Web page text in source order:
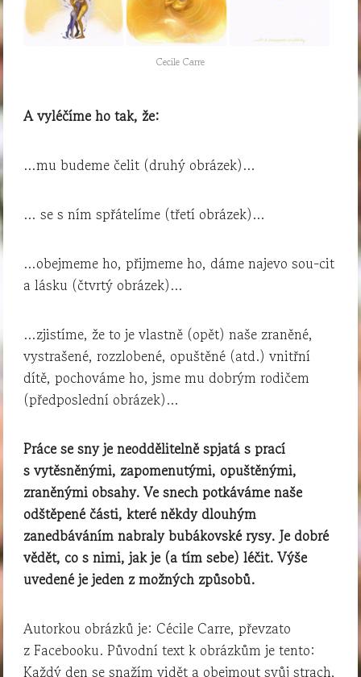
Cecile Carre
A vyléčíme ho tak, že:
…mu budeme čelit (druhý obrázek)…
… se s ním spřátelíme (třetí obrázek)…
…obejmeme ho, přijmeme ho, dáme najevo sou-cit
a lásku (čtvrtý obrázek)…
…zjistíme, že to je vlastně (opět) naše zraněné,
vystrašené, rozzlobené, opuštěné (atd.) vnitřní
dítě, pochováme ho, jsme mu dobrým rodičem
(předposlední obrázek)…
Práce se sny je neoddělitelně spjatá s prací
s vytěsněnými, zapomenutými, opuštěnými,
zraněnými obsahy. Ve snech potkáváme naše
odštěpené části, které někdy dlouhým
zanedbáváním nabraly bubákovské rysy. Je dobré
vědět, co s nimi, jak je (a tím sebe) léčit. Výše
uvedené je jeden z možných způsobů.
Autorkou obrázků je: Cécile Carre, převzato
z Facebooku. Původní text k obrázkům je tento:
Každý den se snažím vidět a obejmout svůj strach,